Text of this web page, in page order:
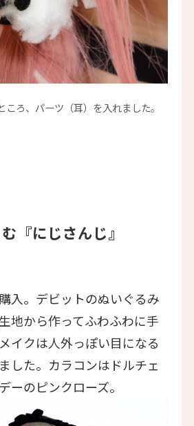
ころ、パーツ（耳）を入れました。
『にじさんじ』
入。デビットのぬいぐるみ
地から作ってふわふわに手
イクは人外っぽい目になる
した。カラコンはドルチェ
ーのピンクローズ。